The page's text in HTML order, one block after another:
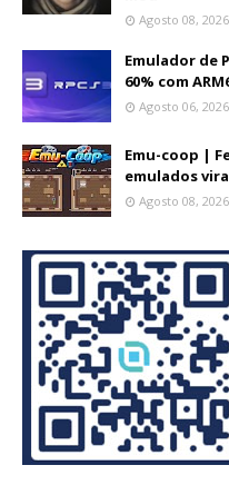
Agosto 08, 2026
Emulador de
60% com
Agosto 06, 2026
Emu-coop |
emulados
Agosto 08, 2026